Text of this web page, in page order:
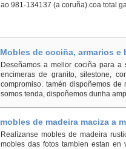
ao 981-134137 (a coruña).coa total
Mobles de cociña, armarios e
Deseñamos a mellor cociña para
encimeras de granito, silestone,
compromiso. tamén dispoñemos
somos tenda, dispoñemos dunha
mobles de madeira maciza a
Realízanse mobles de madeira
mobles das fotos tambien estan en